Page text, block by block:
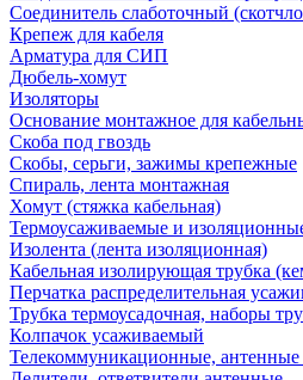
Соединитель слаботочный
Крепеж для кабеля
Арматура для СИП
Дюбель-хомут
Изоляторы
Основание монтажное для
Скоба под гвоздь
Скобы, серьги, зажимы крепежные
Спираль, лента монтажная
Хомут (стяжка кабельная)
Термоусаживаемые и
Изолента (лента изоляционная)
Кабельная изолирующая трубка
Перчатка распределительная
Трубка термоусадочная, наборы
Колпачок усаживаемый
Телекоммуникационные,